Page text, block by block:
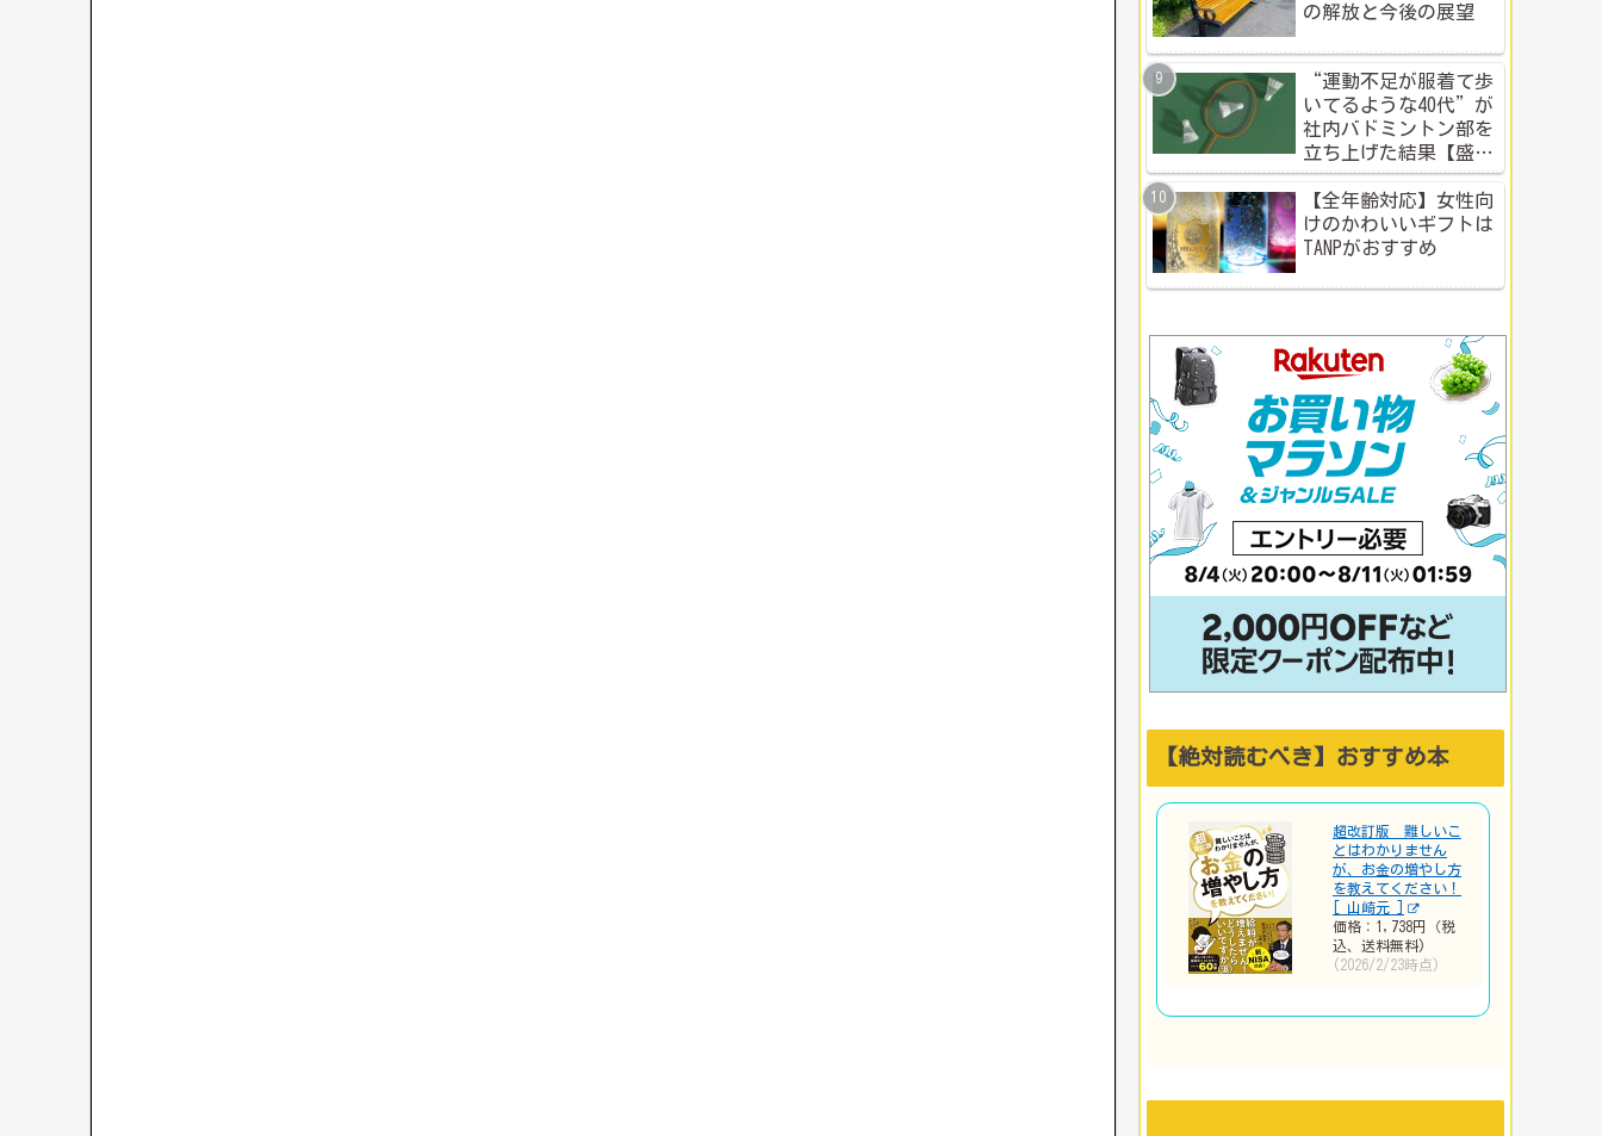
の解放と今後の展望
“運動不足が服着て歩
いてるような40代”が
社内バドミントン部を
立ち上げた結果【盛り
上がる社内イベント成
功例】
【全年齢対応】女性向
けのかわいいギフトは
TANPがおすすめ
【絶対読むべき】おすすめ本
超改訂版 難しいこ
とはわかりません
が、お金の増やし方
を教えてください！
[ 山崎元 ]
価格：1,738円（税
込、送料無料)
(2026/2/23時点)